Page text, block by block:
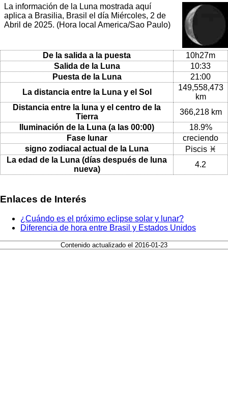
La información de la Luna mostrada aquí
aplica a Brasilia, Brasil el día Miércoles, 2 de
Abril de 2025. (Hora local America/Sao Paulo)
De la salida a la puesta
10h27m
Salida de la Luna
10:33
Puesta de la Luna
21:00
La distancia entre la Luna y el Sol
149,558,473
km
Distancia entre la luna y el centro de la
Tierra
366,218 km
Iluminación de la Luna (a las 00:00)
18.9%
Fase lunar
creciendo
signo zodiacal actual de la Luna
Piscis ♓
La edad de la Luna (días después de luna
nueva)
4.2
Enlaces de Interés
¿Cuándo es el próximo eclipse solar y lunar?
Diferencia de hora entre Brasil y Estados Unidos
Contenido actualizado el 2016-01-23